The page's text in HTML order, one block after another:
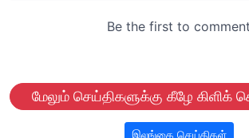
மேலும் செய்திகளுக்கு கீழே கிளிக்
இலங்கை செய்திகள்